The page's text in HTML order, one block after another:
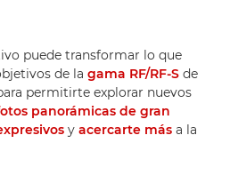
puede transformar lo que
de la gama RF/RF-S de
permitirte explorar nuevos
panorámicas de gran
y acercarte más a la